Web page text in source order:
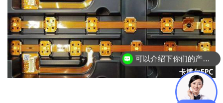
可以介绍下你们的产品么？